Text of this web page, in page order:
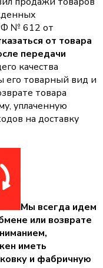
№ 612 от
от товара
передачи
качества
его товарный вид и
товара
уплаченную
на доставку
Мы всегда идем
или возврате
иметь
и фабричную